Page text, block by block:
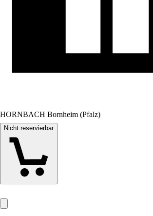
HORNBACH Bornheim (Pfalz)
Nicht reservierbar